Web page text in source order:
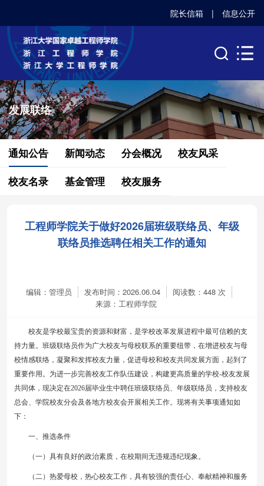
院长信箱 | 信息公开
发展联络
通知公告 新闻动态 分会概况
校友风采
校友名录
基金管理 校友服务
工程师学院关于做好2026届班级联络员、年级
联络员推选聘任相关工作的通知
编辑：管理员 发布时间：2026.06.04 阅读数： 448 次
来源：工程师学院
校友是学校最宝贵的资源和财富，是学校改革发展进程中最可信赖的支
持力量。班级联络员作为广大校友与母校联系的重要纽带，在增进校友与母
校情感联络，凝聚和发挥校友力量，促进母校和校友共同发展方面，起到了
重要作用。为进一步完善校友工作队伍建设，构建更高质量的学校-校友发展
共同体，现决定在2026届毕业生中聘任班级联络员、年级联络员，支持校友
总会、学院校友分会及各地方校友会开展相关工作。现将有关事项通知如
下：
一、推选条件
（一）具有良好的政治素质，在校期间无违规违纪现象。
（二）热爱母校，热心校友工作，具有较强的责任心、奉献精神和服务